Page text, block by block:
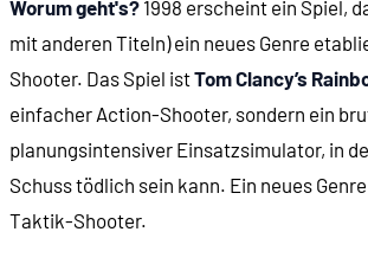
00:07:11 - Jagd auf Roter Oktober
00:08:19 - Tom Clancy
00:11:22 - Harrison Ford als Jack
00:11:41
Worum geht's? 1998 erscheint ein Spiel,
mit anderen Titeln) ein neues Genre
Shooter. Das Spiel istTom Clancy’s
einfacher Action-Shooter, sondern ein
planungsintensiver Einsatzsimulator, in
Schuss tödlich sein kann. Ein neues
Taktik-Shooter.